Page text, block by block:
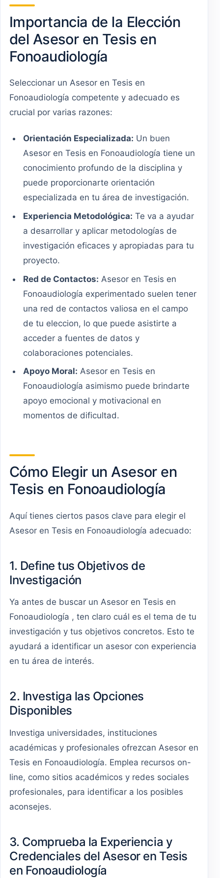
Importancia de la Elección
del Asesor en Tesis en
Fonoaudiología
Seleccionar un Asesor en Tesis en
Fonoaudiología competente y adecuado es
crucial por varias razones:
Orientación Especializada: Un buen
Asesor en Tesis en Fonoaudiología tiene un
conocimiento profundo de la disciplina y
puede proporcionarte orientación
especializada en tu área de investigación.
Experiencia Metodológica: Te va a ayudar
a desarrollar y aplicar metodologías de
investigación eficaces y apropiadas para tu
proyecto.
Red de Contactos: Asesor en Tesis en
Fonoaudiología experimentado suelen tener
una red de contactos valiosa en el campo
de tu eleccion, lo que puede asistirte a
acceder a fuentes de datos y
colaboraciones potenciales.
Apoyo Moral: Asesor en Tesis en
Fonoaudiología asimismo puede brindarte
apoyo emocional y motivacional en
momentos de dificultad.
Cómo Elegir un Asesor en
Tesis en Fonoaudiología
Aquí tienes ciertos pasos clave para elegir el
Asesor en Tesis en Fonoaudiología adecuado:
1. Define tus Objetivos de
Investigación
Ya antes de buscar un Asesor en Tesis en
Fonoaudiología , ten claro cuál es el tema de tu
investigación y tus objetivos concretos. Esto te
ayudará a identificar un asesor con experiencia
en tu área de interés.
2. Investiga las Opciones
Disponibles
Investiga universidades, instituciones
académicas y profesionales ofrezcan Asesor en
Tesis en Fonoaudiología. Emplea recursos on-
line, como sitios académicos y redes sociales
profesionales, para identificar a los posibles
aconsejes.
3. Comprueba la Experiencia y
Credenciales del Asesor en Tesis
en Fonoaudiología